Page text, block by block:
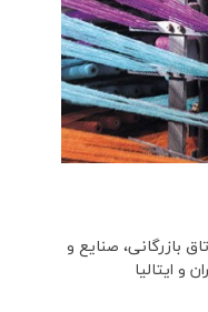
بازرگانی، صنایع و
و ایتالیا